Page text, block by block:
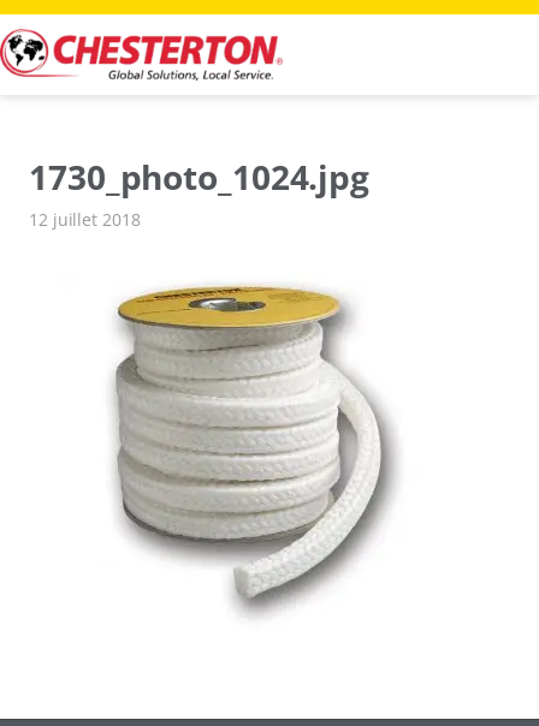
Aller
au
contenu
1730_photo_1024.jpg
12 juillet 2018